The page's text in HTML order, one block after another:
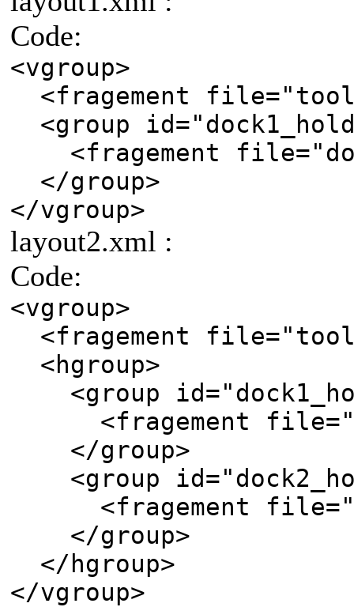
Code:
<vgroup>
<fragement
<group
<fragement
</group>
</vgroup>
layout2.xml :
Code:
<vgroup>
<fragement
<hgroup>
<group
<fragement
</group>
<group
<fragement
</group>
</hgroup>
</vgroup>